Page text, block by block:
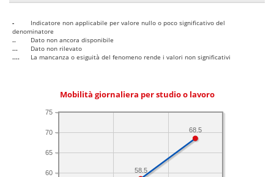
-
Indicatore non applicabile per valore nullo o poco significativo del
denominatore
..
Dato non ancora disponibile
...
Dato non rilevato
....
La mancanza o esiguità del fenomeno rende i valori non significativi
Mobilità giornaliera per studio o lavoro
60
65
70
75
68.5
58.5